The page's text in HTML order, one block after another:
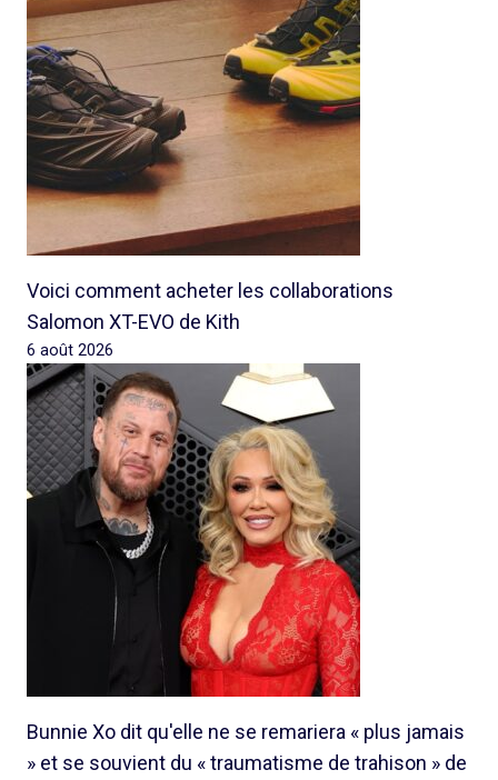
Voici comment acheter les collaborations
Salomon XT-EVO de Kith
6 août 2026
Bunnie Xo dit qu'elle ne se remariera « plus jamais
» et se souvient du « traumatisme de trahison » de